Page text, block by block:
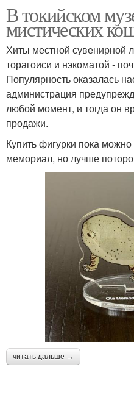
В токийском
мистических
Хиты местной сувенирной
торагоиси и нэкоматой -
Популярность оказалась
администрация
любой момент, и тогда он
продажи.
Купить фигурки пока
мемориал, но лучше
читать дальше →